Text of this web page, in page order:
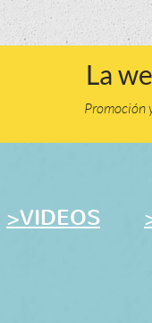
La
Promoción
>VIDEOS